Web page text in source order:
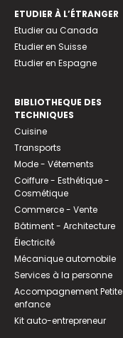
ETUDIER À L’ÉTRANGER
Etudier au Canada
Etudier en Suisse
Etudier en Espagne
BIBLIOTHEQUE DES
TECHNIQUES
Cuisine
Transports
Mode - Vêtements
Coiffure - Esthétique -
Cosmétique
Commerce - Vente
Bâtiment - Architecture
Électricité
Mécanique automobile
Services à la personne
Accompagnement Petite
enfance
Kit auto-entrepreneur